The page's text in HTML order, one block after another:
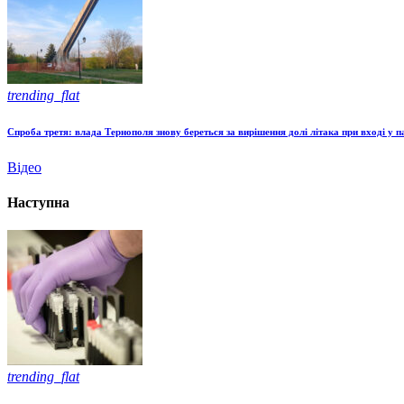
trending_flat
Спроба третя: влада Тернополя знову береться за вирішення долі літака при вході у
Відео
Наступна
trending_flat